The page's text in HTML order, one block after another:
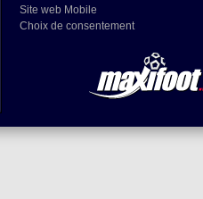
Site web Mobile
Choix de consentement